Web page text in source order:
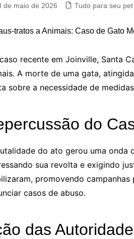
de maio de 2026 Tudo para seu pet
recente em Joinville, Santa
A morte de uma gata,
sobre a necessidade de
do
do ato gerou uma onda
sua revolta e exigindo
promovendo
casos de abuso.
das